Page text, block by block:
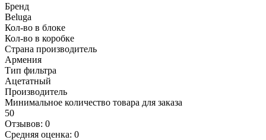
Бренд
Beluga
Кол-во в блоке
Кол-во в коробке
Страна производитель
Армения
Тип фильтра
Ацетатный
Производитель
Минимальное количество товара для заказа
50
Отзывов: 0
Средняя оценка: 0